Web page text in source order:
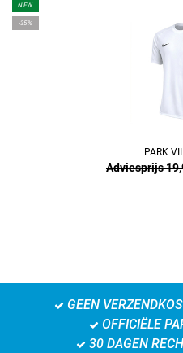
NEW
-35%
PARK
Adviesprijs
GEEN
OFFICIËLE
30 DAGEN